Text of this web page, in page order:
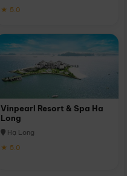
★ 5.0
Vinpearl Resort & Spa Ha
Long
Hạ Long
★ 5.0